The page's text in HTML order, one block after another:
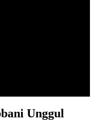
Unggul